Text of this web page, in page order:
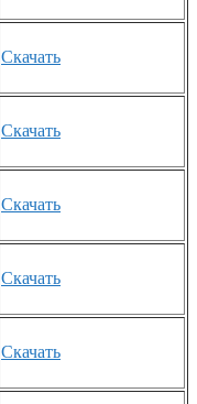
Скачать
Скачать
Скачать
Скачать
Скачать